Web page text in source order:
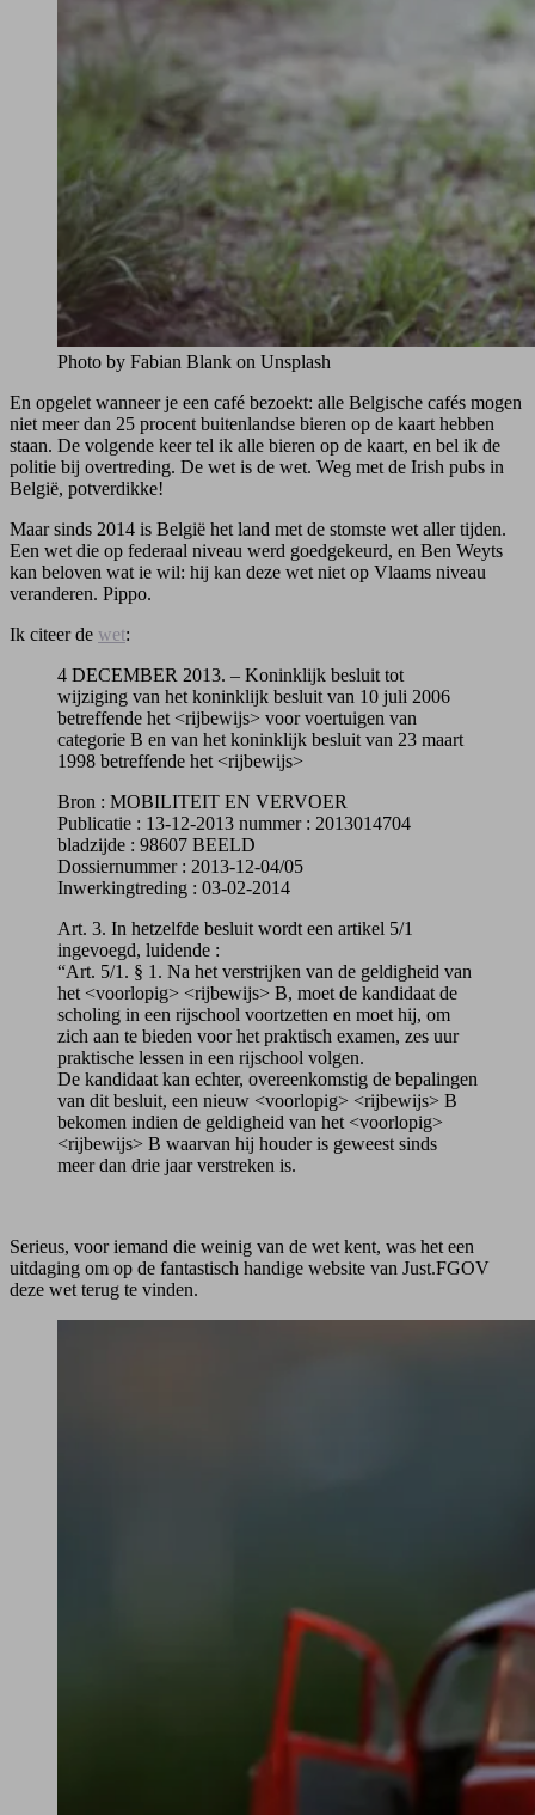
Photo by Fabian Blank on Unsplash
En opgelet wanneer je een café bezoekt: alle Belgische cafés mogen
niet meer dan 25 procent buitenlandse bieren op de kaart hebben
staan. De volgende keer tel ik alle bieren op de kaart, en bel ik de
politie bij overtreding. De wet is de wet. Weg met de Irish pubs in
België, potverdikke!
Maar sinds 2014 is België het land met de stomste wet aller tijden.
Een wet die op federaal niveau werd goedgekeurd, en Ben Weyts
kan beloven wat ie wil: hij kan deze wet niet op Vlaams niveau
veranderen. Pippo.
Ik citeer de wet:
4 DECEMBER 2013. – Koninklijk besluit tot
wijziging van het koninklijk besluit van 10 juli 2006
betreffende het <rijbewijs> voor voertuigen van
categorie B en van het koninklijk besluit van 23 maart
1998 betreffende het <rijbewijs>
Bron : MOBILITEIT EN VERVOER
Publicatie : 13-12-2013 nummer : 2013014704
bladzijde : 98607 BEELD
Dossiernummer : 2013-12-04/05
Inwerkingtreding : 03-02-2014
Art. 3. In hetzelfde besluit wordt een artikel 5/1
ingevoegd, luidende :
“Art. 5/1. § 1. Na het verstrijken van de geldigheid van
het <voorlopig> <rijbewijs> B, moet de kandidaat de
scholing in een rijschool voortzetten en moet hij, om
zich aan te bieden voor het praktisch examen, zes uur
praktische lessen in een rijschool volgen.
De kandidaat kan echter, overeenkomstig de bepalingen
van dit besluit, een nieuw <voorlopig> <rijbewijs> B
bekomen indien de geldigheid van het <voorlopig>
<rijbewijs> B waarvan hij houder is geweest sinds
meer dan drie jaar verstreken is.
Serieus, voor iemand die weinig van de wet kent, was het een
uitdaging om op de fantastisch handige website van Just.FGOV
deze wet terug te vinden.